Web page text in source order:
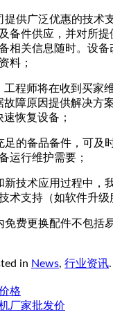
提供广泛优惠的技术
备件供应，并对所
相关信息随时。设备
料；
工程师将在收到买家
故障原因提供解决方
恢复设备；
足的备品备件，可及
运行维护需要；
新技术应用过程中，
术支持（如软件升级
免费更换配件不包括
in News, 行业资讯
格
厂家批发价